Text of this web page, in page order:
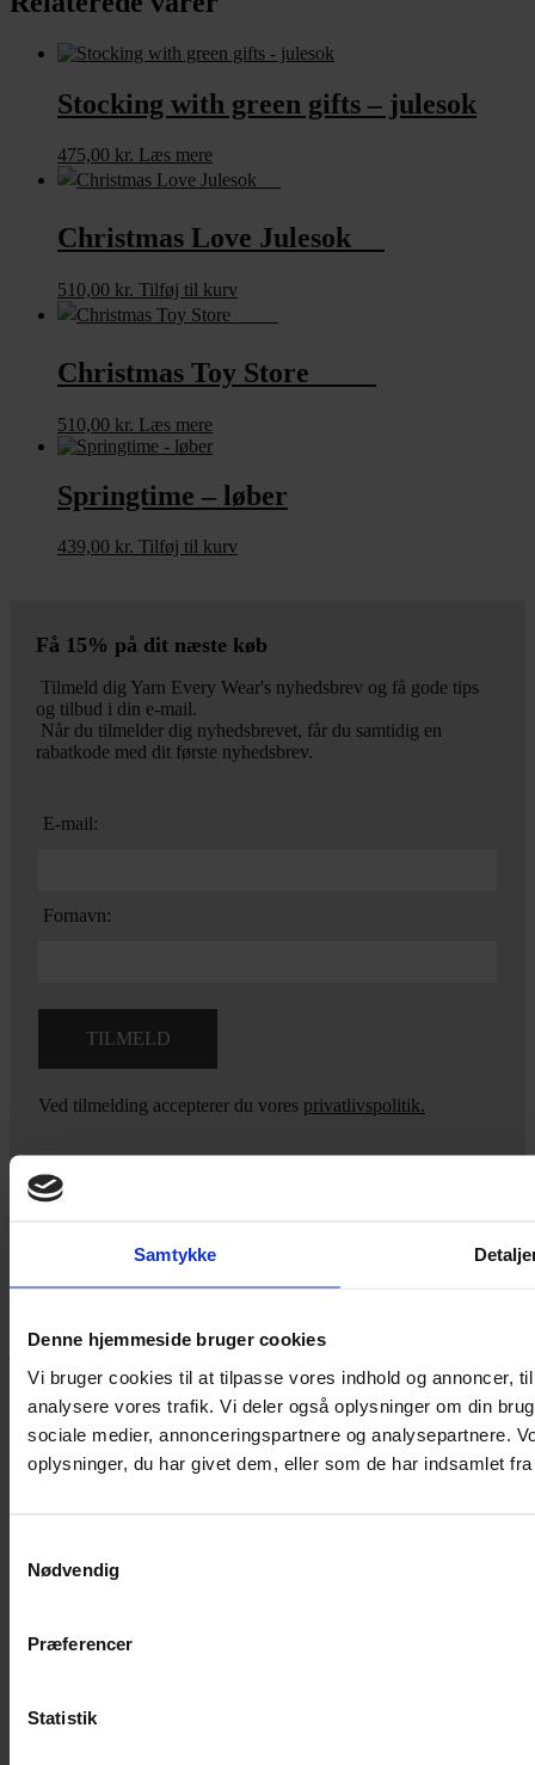
Samtykke
Denne hjemmeside bruger cookies
Vi bruger cookies til at tilpasse vores indhold og annoncer,
analysere vores trafik. Vi deler også oplysninger om din
sociale medier, annonceringspartnere og analysepartnere.
oplysninger, du har givet dem, eller som de har indsamlet
Nødvendig
Præferencer
Statistik
Stocking with green gifts – julesok
475,00 kr. Læs mere
Christmas Love Julesok
510,00 kr. Tilføj til kurv
Christmas Toy Store
510,00 kr. Læs mere
Springtime – løber
439,00 kr. Tilføj til kurv
Få 15% på dit næste køb
Tilmeld dig Yarn Every Wear's nyhedsbrev og få gode tips
og tilbud i din e-mail.
Når du tilmelder dig nyhedsbrevet, får du samtidig en
rabatkode med dit første nyhedsbrev.
E-mail:
Fornavn:
Ved tilmelding accepterer du vores privatlivspolitik.
jeg dig på vej.
Vestergade 12 6270, Tønder
60 51 96 50
post@yarneverywear.dk
CVR 43041649
Cookiepolitik
Cookiepolitik